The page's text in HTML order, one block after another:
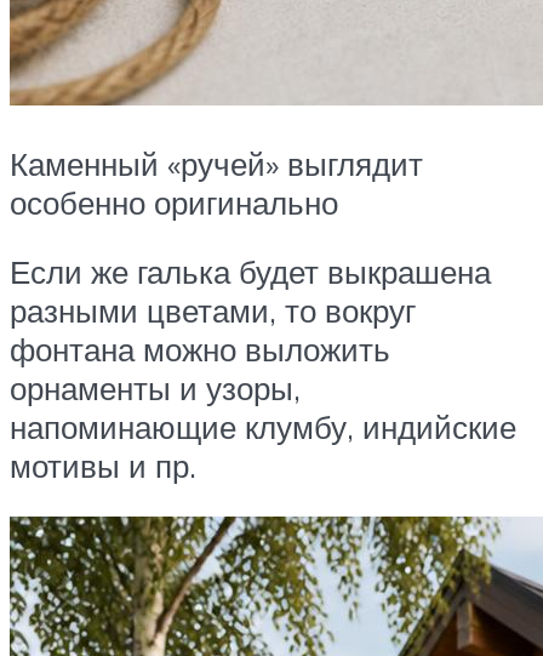
Каменный «ручей» выглядит
особенно оригинально
Если же галька будет выкрашена
разными цветами, то вокруг
фонтана можно выложить
орнаменты и узоры,
напоминающие клумбу, индийские
мотивы и пр.